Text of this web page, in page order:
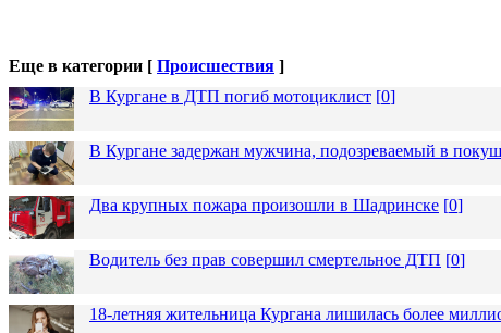
Еще в категории [ Происшествия ]
В Кургане в ДТП погиб мотоциклист [0]
В Кургане задержан мужчина, подозреваемый в
Два крупных пожара произошли в Шадринске [0]
Водитель без прав совершил смертельное ДТП [0]
18-летняя жительница Кургана лишилась более